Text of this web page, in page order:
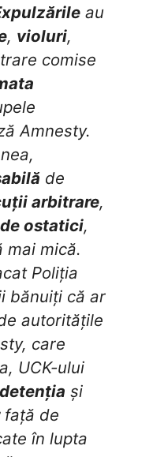
au
, violuri,
comise
Amnesty.
de
arbitrare,
ostatici,
mai mică.
Poliția
bănuiți că ar
autoritățile
care
UCK-ului
detenția și
față de
în lupta